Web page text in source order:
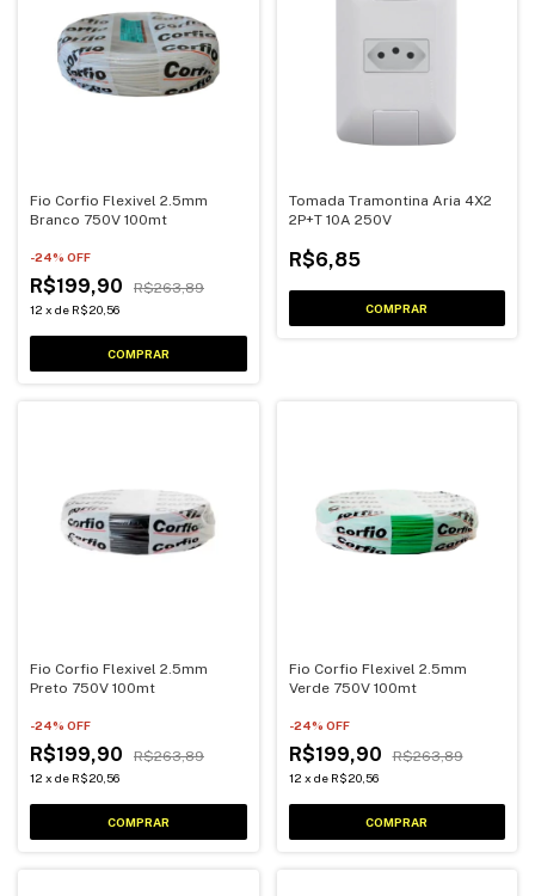
Fio Corfio Flexivel 2.5mm
Branco 750V 100mt
-24% OFF
R$199,90 R$263,89
12 x de R$20,56
Tomada Tramontina Aria 4X2
2P+T 10A 250V
R$6,85
Fio Corfio Flexivel 2.5mm
Preto 750V 100mt
-24% OFF
R$199,90 R$263,89
12 x de R$20,56
Fio Corfio Flexivel 2.5mm
Verde 750V 100mt
-24% OFF
R$199,90 R$263,89
12 x de R$20,56